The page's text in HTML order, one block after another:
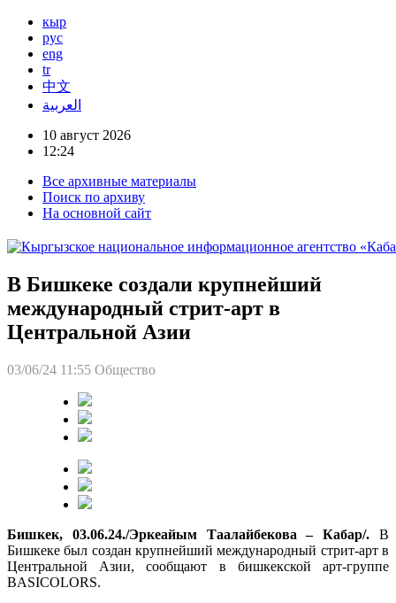
кыр
рус
eng
tr
中文
العربية
10 август 2026
12:24
Все архивные материалы
Поиск по архиву
На основной сайт
В Бишкеке создали крупнейший
международный стрит-арт в
Центральной Азии
03/06/24 11:55 Общество
Бишкек, 03.06.24./Эркеайым Таалайбекова – Кабар/. В
Бишкеке был создан крупнейший международный стрит-арт в
Центральной Азии, сообщают в бишкекской арт-группе
BASICOLORS.